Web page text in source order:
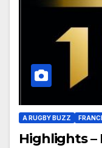
A RUGBY BUZZ
Highlights –